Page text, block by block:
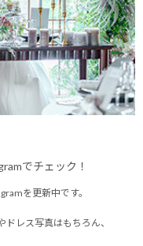
でチェック！
を更新中です。
レス写真はもちろん、